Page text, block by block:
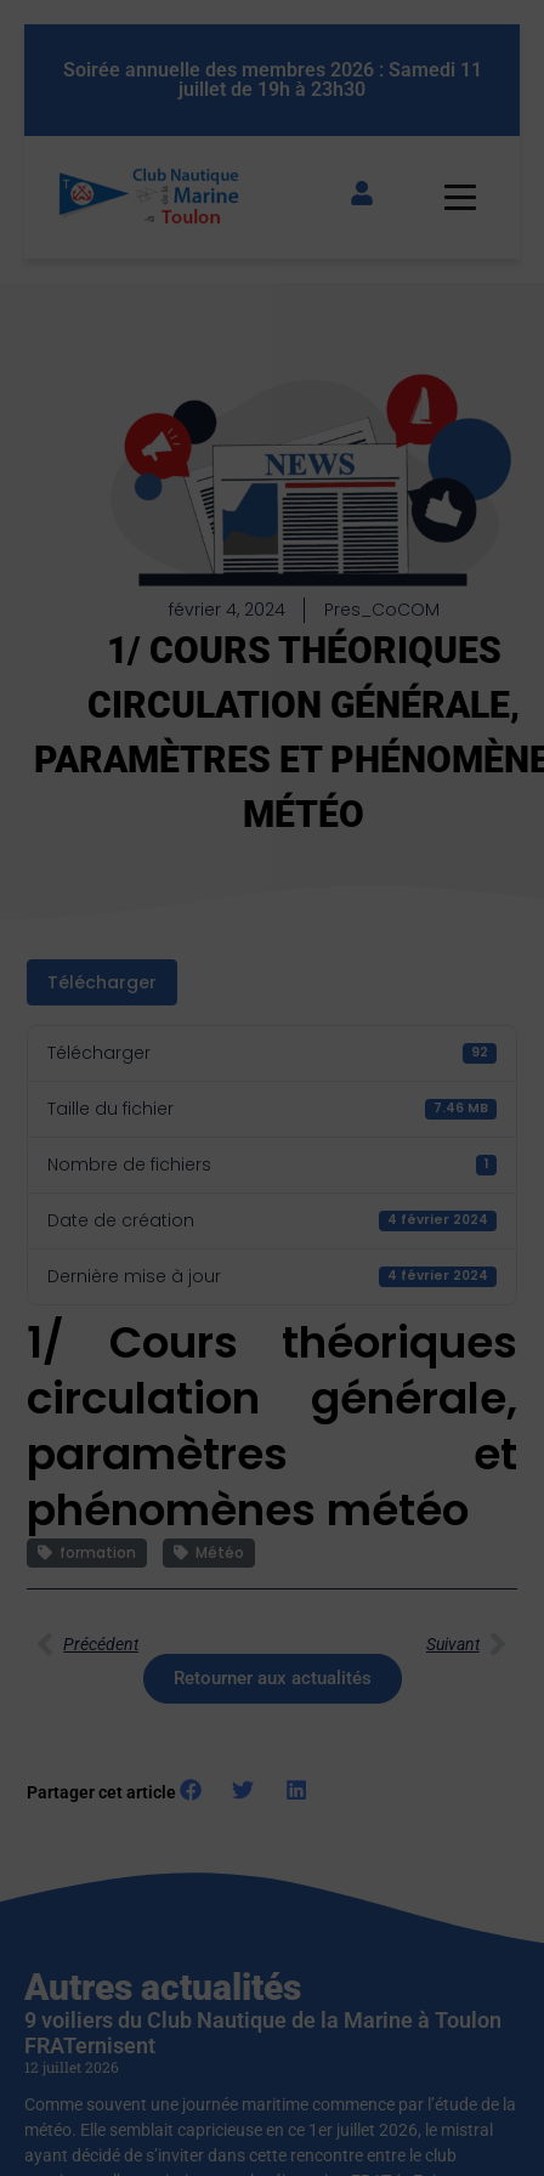
annuelle des membres 2026 : Samedi 11
juillet de 19h à 23h30
Soirée
février 4, 2024 Pres_CoCOM
1/ COURS THÉORIQUES
CIRCULATION GÉNÉRALE,
PARAMÈTRES ET
MÉTÉO
Télécharger
Télécharger 92
Taille du fichier 7.46 MB
Nombre de fichiers 1
Date de création 4 février 2024
Dernière mise à jour 4 février 2024
1/ Cours théoriques
circulation générale,
paramètres et
phénomènes météo
formation Météo
Précédent Suivant
Retourner aux actualités
Partager cet article
Autres actualités
9 voiliers du Club Nautique de la Marine à Toulon
FRATernisent
12 juillet 2026
Comme souvent une journée maritime commence par l’étude de la
météo. Elle semblait capricieuse en ce 1er juillet 2026, le mistral
ayant décidé de s’inviter dans cette rencontre entre le club